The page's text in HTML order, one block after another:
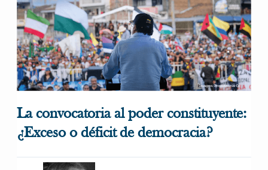
La convocatoria al poder constituyente:
¿Exceso o déficit de democracia?